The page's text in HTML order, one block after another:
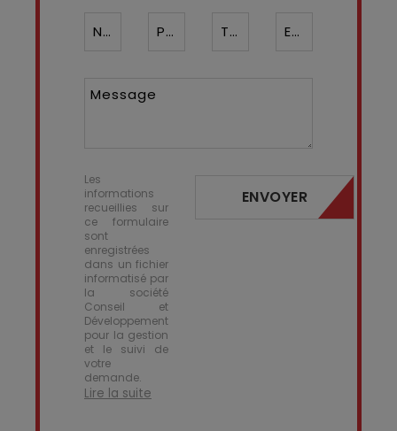
Nom* Prénom Téléphone ¹* Email*
Message
Les
informations
recueillies sur
ce formulaire
sont
enregistrées
dans un fichier
informatisé par
la société
Conseil et
Développement
pour la gestion
et le suivi de
votre
demande.
Lire la suite
ENVOYER